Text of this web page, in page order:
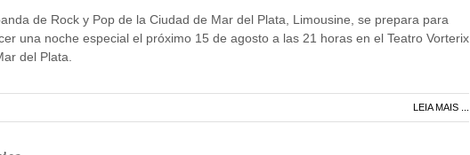
de Rock y Pop de la Ciudad de Mar del Plata, Limousine, se prepara para
una noche especial el próximo 15 de agosto a las 21 horas en el Teatro Vorterix
del Plata.
LEIA MAIS ...